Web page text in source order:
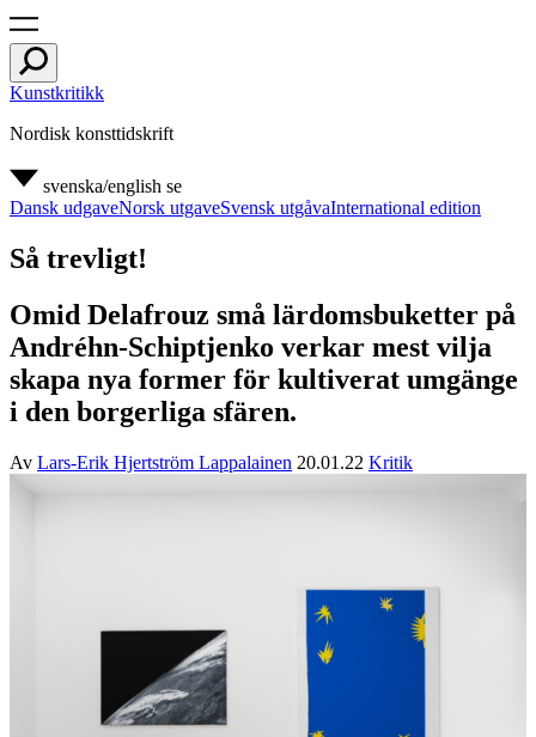
Kunstkritikk
Nordisk konsttidskrift
svenska/english se
Dansk udgaveNorsk utgaveSvensk utgåvaInternational edition
Så trevligt!
Omid Delafrouz små lärdomsbuketter på
Andréhn-Schiptjenko verkar mest vilja
skapa nya former för kultiverat umgänge
i den borgerliga sfären.
Av Lars-Erik Hjertström Lappalainen 20.01.22 Kritik